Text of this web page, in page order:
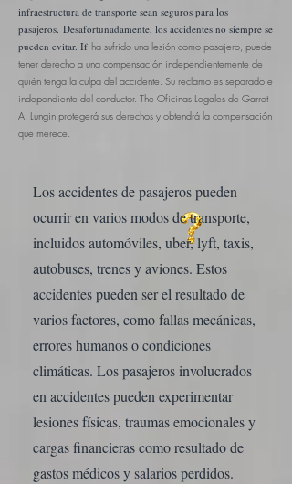
infraestructura de transporte sean seguros para los
pasajeros. Desafortunadamente, los accidentes no siempre se
pueden evitar. If ha sufrido una lesión como pasajero, puede
tener derecho a una compensación independientemente de
quién tenga la culpa del accidente. Su reclamo es separado e
independiente del conductor. The Oficinas Legales de Garret
A. Lungin protegerá sus derechos y obtendrá la compensación
que merece.
Los accidentes de pasajeros pueden
ocurrir en varios modos de transporte,
incluidos automóviles, uber, lyft, taxis,
autobuses, trenes y aviones. Estos
accidentes pueden ser el resultado de
varios factores, como fallas mecánicas,
errores humanos o condiciones
climáticas. Los pasajeros involucrados
en accidentes pueden experimentar
lesiones físicas, traumas emocionales y
cargas financieras como resultado de
gastos médicos y salarios perdidos.